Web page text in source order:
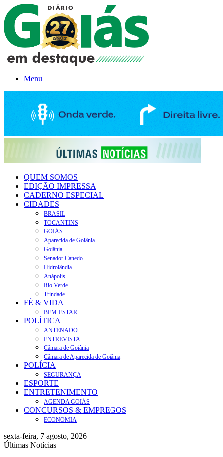
Menu
QUEM SOMOS
EDIÇÃO IMPRESSA
CADERNO ESPECIAL
CIDADES
BRASIL
TOCANTINS
GOIÁS
Aparecida de Goiânia
Goiânia
Senador Canedo
Hidrolândia
Anápolis
Rio Verde
Trindade
FÉ & VIDA
BEM-ESTAR
POLÍTICA
ANTENADO
ENTREVISTA
Câmara de Goiânia
Câmara de Aparecida de Goiânia
POLÍCIA
SEGURANÇA
ESPORTE
ENTRETENIMENTO
AGENDA GOIÁS
CONCURSOS & EMPREGOS
ECONOMIA
sexta-feira, 7 agosto, 2026
Últimas Notícias